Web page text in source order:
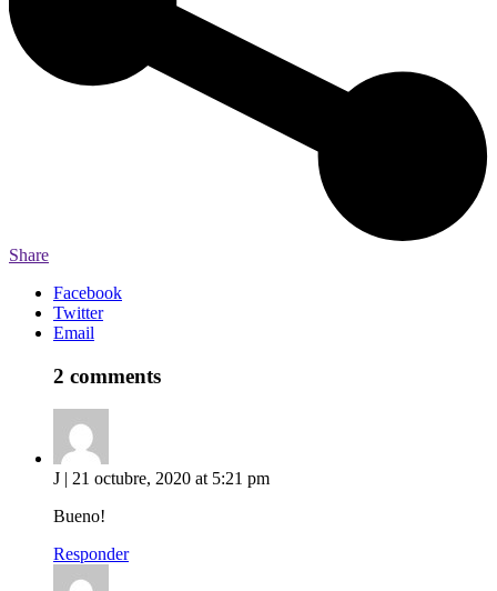
Share
Facebook
Twitter
Email
2 comments
J
21 octubre, 2020 at 5:21 pm
Bueno!
Responder